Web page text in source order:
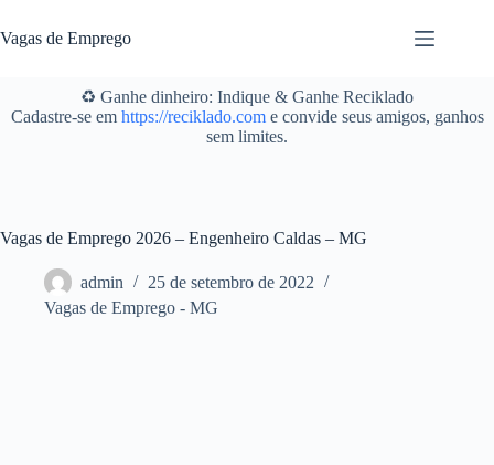
para
o
Vagas de Emprego
♻️ Ganhe dinheiro: Indique & Ganhe Reciklado
Cadastre-se em https://reciklado.come convide seus amigos, ganhos
sem limites.
Vagas de Emprego 2026 – Engenheiro Caldas – MG
admin
25 de setembro de 2022
Vagas de Emprego - MG